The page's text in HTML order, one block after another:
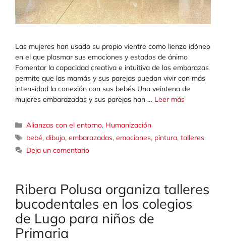
Las mujeres han usado su propio vientre como lienzo idóneo
en el que plasmar sus emociones y estados de ánimo
Fomentar la capacidad creativa e intuitiva de las embarazas
permite que las mamás y sus parejas puedan vivir con más
intensidad la conexión con sus bebés Una veintena de
mujeres embarazadas y sus parejas han … Leer más
Categorías
Alianzas con el entorno, Humanización
Etiquetas
bebé,dibujo,embarazadas,emociones, pintura,talleres
Deja un comentario
Ribera Polusa organiza talleres
bucodentales en los colegios
de Lugo para niños de
Primaria